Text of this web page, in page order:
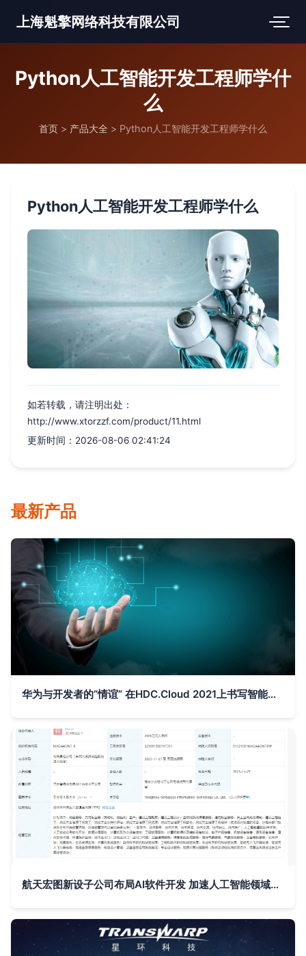
上海魁擎网络科技有限公司
Python人工智能开发工程师学什
么
首页 > 产品大全 > Python人工智能开发工程师学什么
Python人工智能开发工程师学什么
如若转载，请注明出处：
http://www.xtorzzf.com/product/11.html
更新时间：2026-08-06 02:41:24
最新产品
华为与开发者的“情谊” 在HDC.Cloud 2021上书写智能时代新篇
航天宏图新设子公司布局AI软件开发 加速人工智能领域技术落地